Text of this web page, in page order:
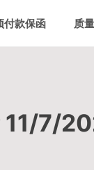
付款保函 质
11/7/